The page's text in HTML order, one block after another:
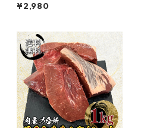
切り落とし 送料無料
¥2,980